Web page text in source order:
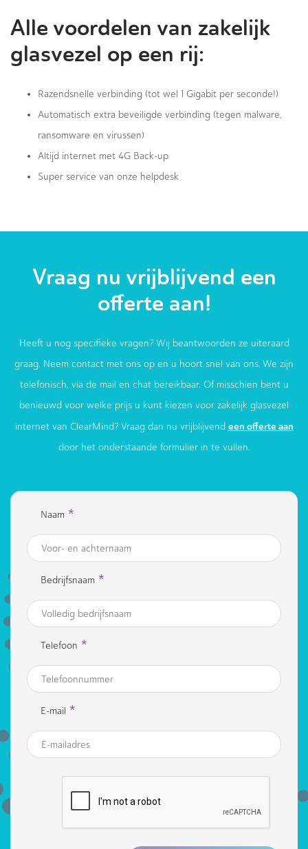
Alle voordelen van zakelijk
glasvezel op een rij:
Razendsnelle verbinding (tot wel 1 Gigabit per seconde!)
Automatisch extra beveiligde verbinding (tegen malware,
ransomware en virussen)
Altijd internet met 4G Back-up
Super service van onze helpdesk
Vraag nu vrijblijvend een
offerte aan!
Heeft u nog specifieke vragen? Wij beantwoorden ze uiteraard
graag. Neem contact met ons op en u hoort snel van ons. We zijn
telefonisch, via de mail en chat bereikbaar. Of misschien bent u
benieuwd voor welke prijs u kunt kiezen voor zakelijk glasvezel
internet van ClearMind? Vraag dan nu vrijblijvend een offerte aan
door het onderstaande formulier in te vullen.
Naam *
Bedrijfsnaam *
Telefoon *
E-mail *